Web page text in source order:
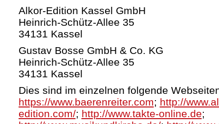
Alkor-Edition Kassel GmbH
Heinrich-Schütz-Allee 35
34131 Kassel
Gustav Bosse GmbH & Co. KG
Heinrich-Schütz-Allee 35
34131 Kassel
Dies sind im einzelnen folgende
https://www.baerenreiter.com; http://
edition.com/; http://www.takte-online.de;